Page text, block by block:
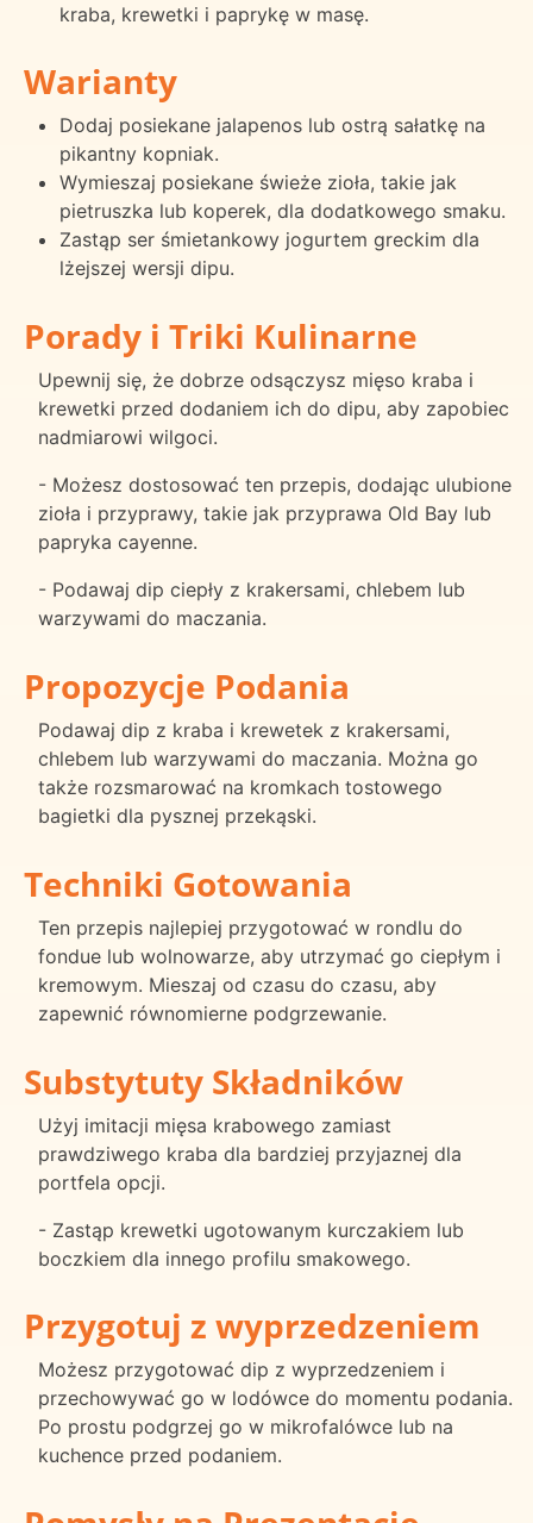
kraba, krewetki i paprykę w masę.
Warianty
Dodaj posiekane jalapenos lub ostrą sałatkę na
pikantny kopniak.
Wymieszaj posiekane świeże zioła, takie jak
pietruszka lub koperek, dla dodatkowego smaku.
Zastąp ser śmietankowy jogurtem greckim dla
lżejszej wersji dipu.
Porady i Triki Kulinarne
Upewnij się, że dobrze odsączysz mięso kraba i
krewetki przed dodaniem ich do dipu, aby zapobiec
nadmiarowi wilgoci.
- Możesz dostosować ten przepis, dodając ulubione
zioła i przyprawy, takie jak przyprawa Old Bay lub
papryka cayenne.
- Podawaj dip ciepły z krakersami, chlebem lub
warzywami do maczania.
Propozycje Podania
Podawaj dip z kraba i krewetek z krakersami,
chlebem lub warzywami do maczania. Można go
także rozsmarować na kromkach tostowego
bagietki dla pysznej przekąski.
Techniki Gotowania
Ten przepis najlepiej przygotować w rondlu do
fondue lub wolnowarze, aby utrzymać go ciepłym i
kremowym. Mieszaj od czasu do czasu, aby
zapewnić równomierne podgrzewanie.
Substytuty Składników
Użyj imitacji mięsa krabowego zamiast
prawdziwego kraba dla bardziej przyjaznej dla
portfela opcji.
- Zastąp krewetki ugotowanym kurczakiem lub
boczkiem dla innego profilu smakowego.
Przygotuj z wyprzedzeniem
Możesz przygotować dip z wyprzedzeniem i
przechowywać go w lodówce do momentu podania.
Po prostu podgrzej go w mikrofalówce lub na
kuchence przed podaniem.